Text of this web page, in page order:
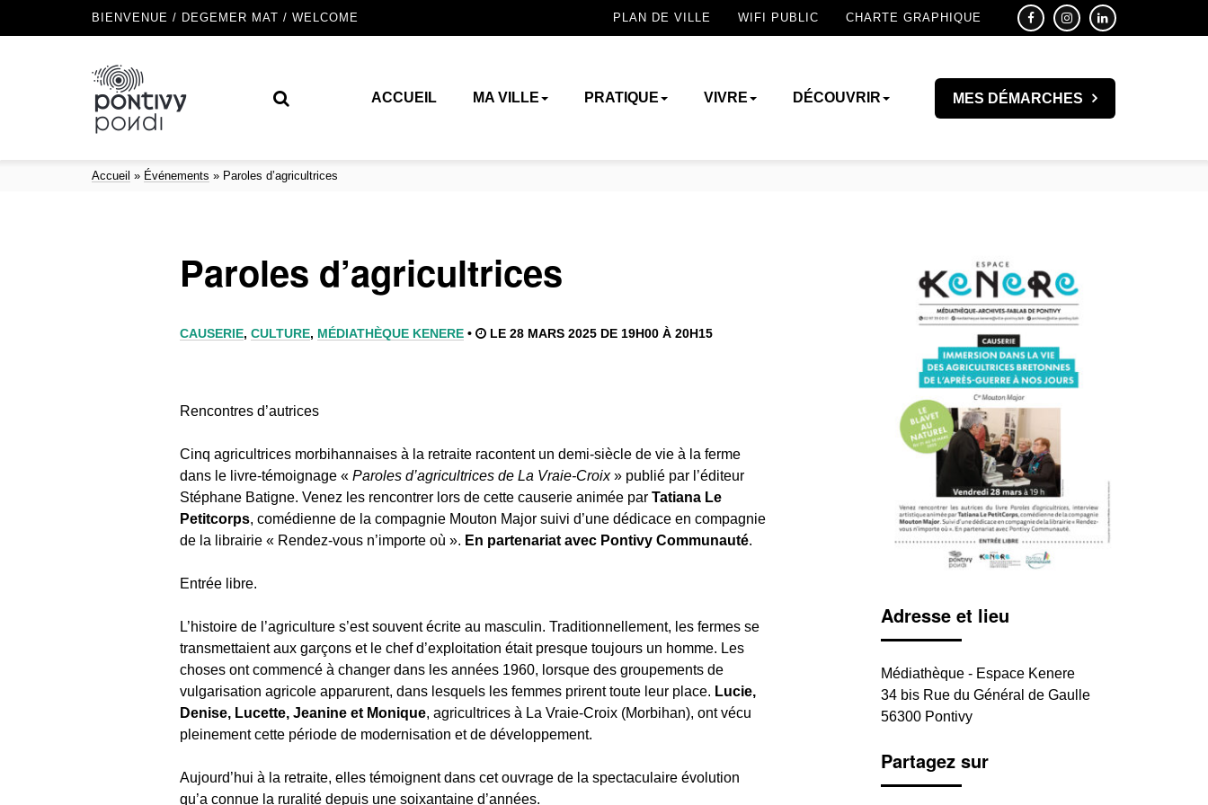
BIENVENUE / DEGEMER MAT / WELCOME PLAN DE VILLE WIFI PUBLIC CHARTE GRAPHIQUE
ACCUEIL MA VILLE PRATIQUE VIVRE DÉCOUVRIR MES DÉMARCHES
Accueil » Événements » Paroles d’agricultrices
Paroles d’agricultrices
CAUSERIE, CULTURE, MÉDIATHÈQUE KENERE• LE 28 MARS 2025 DE 19H00 À 20H15
Rencontres d’autrices
Cinq agricultrices morbihannaises à la retraite racontent un demi-siècle de vie à la ferme
dans le livre-témoignage « Paroles d’agricultrices de La Vraie-Croix» publié par l’éditeur
Stéphane Batigne. Venez les rencontrer lors de cette causerie animée par Tatiana Le
Petitcorps, comédienne de la compagnie Mouton Major suivi d’une dédicace en compagnie
de la librairie « Rendez-vous n’importe où ». En partenariat avec Pontivy Communauté.
Entrée libre.
L’histoire de l’agriculture s’est souvent écrite au masculin. Traditionnellement, les fermes se
transmettaient aux garçons et le chef d’exploitation était presque toujours un homme. Les
choses ont commencé à changer dans les années 1960, lorsque des groupements de
vulgarisation agricole apparurent, dans lesquels les femmes prirent toute leur place. Lucie,
Denise, Lucette, Jeanine et Monique, agricultrices à La Vraie-Croix (Morbihan), ont vécu
pleinement cette période de modernisation et de développement.
Aujourd’hui à la retraite, elles témoignent dans cet ouvrage de la spectaculaire évolution
qu’a connue la ruralité depuis une soixantaine d’années.
Adresse et lieu
Médiathèque - Espace Kenere
34 bis Rue du Général de Gaulle
56300 Pontivy
Partagez sur